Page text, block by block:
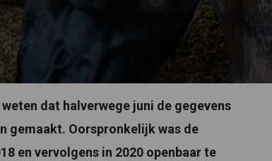
dat halverwege juni de gegevens
gemaakt. Oorspronkelijk was de
en vervolgens in 2020 openbaar te